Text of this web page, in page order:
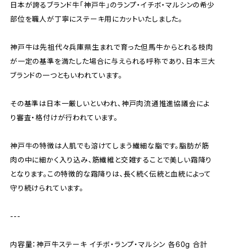
日本が誇るブランド牛「神戸牛」のランプ・イチボ・マルシンの希少
部位を職人が丁寧にステーキ用にカットいたしました。
神戸牛は先祖代々兵庫県生まれで育った但馬牛からとれる枝肉
が一定の基準を満たした場合に与えられる呼称であり、日本三大
ブランドの一つともいわれています。
その基準は日本一厳しいといわれ、神戸肉流通推進協議会によ
り審査・格付けが行われています。
神戸牛の特徴は人肌でも溶けてしまう繊細な脂です。脂肪が筋
肉の中に細かく入り込み、筋繊維と交雑することで美しい霜降り
となります。この特徴的な霜降りは、長く続く伝統と血統によって
守り続けられています。
---
内容量：神戸牛ステーキ イチボ・ランプ・マルシン 各60g 合計